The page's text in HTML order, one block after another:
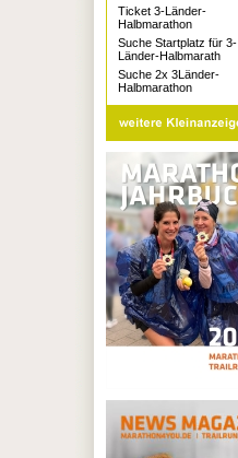
Ticket 3-Länder-
Halbmarathon
Suche Startplatz für 3-
Länder-Halbmarath
Suche 2x 3Länder-
Halbmarathon